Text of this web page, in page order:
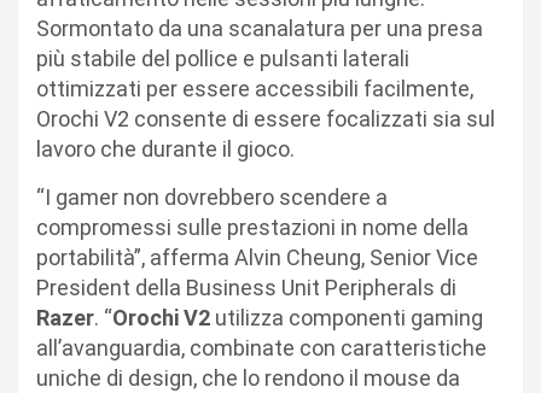
Sormontato da una scanalatura per una presa
più stabile del pollice e pulsanti laterali
ottimizzati per essere accessibili facilmente,
Orochi V2 consente di essere focalizzati sia sul
lavoro che durante il gioco.
“I gamer non dovrebbero scendere a
compromessi sulle prestazioni in nome della
portabilità”, afferma Alvin Cheung, Senior Vice
President della Business Unit Peripherals di
Razer. “Orochi V2 utilizza componenti gaming
all’avanguardia, combinate con caratteristiche
uniche di design, che lo rendono il mouse da